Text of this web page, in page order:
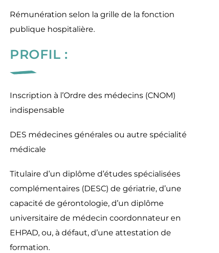
Rémunération selon la grille de la fonction
publique hospitalière.
PROFIL :
Inscription à l’Ordre des médecins (CNOM)
indispensable
DES médecines générales ou autre spécialité
médicale
Titulaire d’un diplôme d’études spécialisées
complémentaires (DESC) de gériatrie, d’une
capacité de gérontologie, d’un diplôme
universitaire de médecin coordonnateur en
EHPAD, ou, à défaut, d’une attestation de
formation.